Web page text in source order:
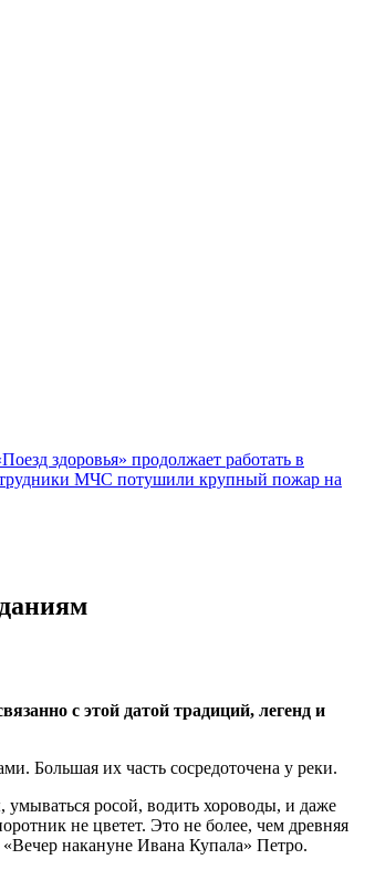
здоровья» продолжает работать в
МЧС потушили крупный пожар на
с этой датой традиций, легенд и
Большая их часть сосредоточена у реки.
умываться росой, водить хороводы, и даже
не цветет. Это не более, чем древняя
накануне Ивана Купала» Петро.